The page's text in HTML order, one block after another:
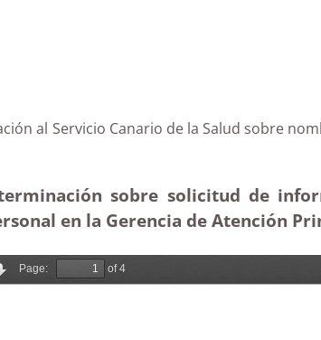
al Servicio Canario de la Salud
sobre solicitud de
en la Gerencia de Atención